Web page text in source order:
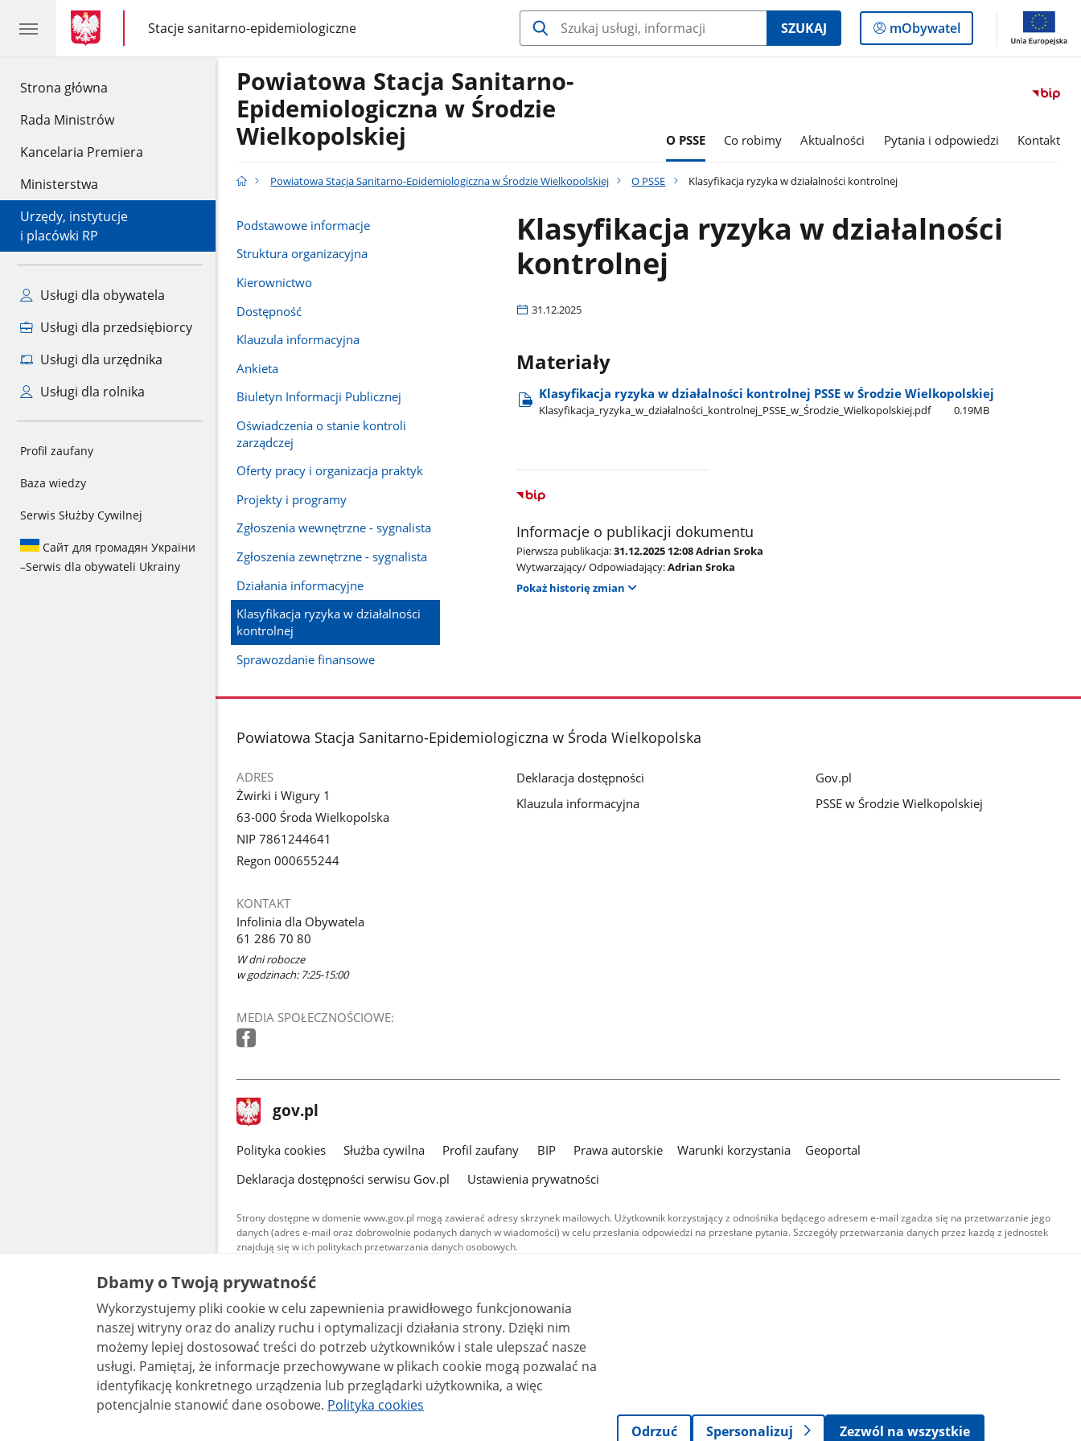
Strona główna
Rada Ministrów
Kancelaria Premiera
Ministerstwa
Urzędy, instytucje
i placówki RP
Usługi dla obywatela
Usługi dla przedsiębiorcy
Usługi dla urzędnika
Usługi dla rolnika
Profil zaufany
Baza wiedzy
Serwis Służby Cywilnej
Сайт для громадян України
–Serwis dla obywateli Ukrainy
gov.pl
gov.pl
Stacje sanitarno-epidemiologiczne
gov.pl
Stacje
sanitarno-
epidemiologiczne
SZUKAJ
Logowanie
do
mObywatel
Powiatowa Stacja Sanitarno-
Epidemiologiczna w Środzie
Wielkopolskiej
O PSSE Co robimy Aktualności Pytania i odpowiedzi Kontakt
Powiatowa Stacja Sanitarno-Epidemiologiczna w Środzie Wielkopolskiej O PSSE Klasyfikacja ryzyka w działalności kontrolnej
Podstawowe informacje
Struktura organizacyjna
Kierownictwo
Dostępność
Klauzula informacyjna
Ankieta
Biuletyn Informacji Publicznej
Oświadczenia o stanie kontroli
zarządczej
Oferty pracy i organizacja praktyk
Projekty i programy
Zgłoszenia wewnętrzne - sygnalista
Zgłoszenia zewnętrzne - sygnalista
Działania informacyjne
Klasyfikacja ryzyka w działalności
kontrolnej
Sprawozdanie finansowe
Klasyfikacja ryzyka w działalności
kontrolnej
31.12.2025
Materiały
Klasyfikacja ryzyka w działalności kontrolnej PSSE w Środzie Wielkopolskiej
Klasyfikacja​_ryzyka​_w​_działalności​_kontrolnej​_PSSE​_w​_Środzie​_Wielkopolskiej.pdf 0.19MB
Informacje o publikacji dokumentu
Pierwsza publikacja:31.12.2025 12:08 Adrian Sroka
Wytwarzający/ Odpowiadający:Adrian Sroka
Pokaż historię zmian
stopka
Powiatowa Stacja Sanitarno-Epidemiologiczna w Środa Wielkopolska
ADRES
Żwirki i Wigury 1
63-000 Środa Wielkopolska
NIP 7861244641
Regon 000655244
KONTAKT
Infolinia dla Obywatela
61 286 70 80
W dni robocze
w godzinach: 7:25-15:00
MEDIA SPOŁECZNOŚCIOWE:
Deklaracja dostępności
Klauzula informacyjna
Gov.pl
PSSE w Środzie Wielkopolskiej
stopka
gov.pl Strona
gov.pl
gov.pl
Polityka cookies Służba cywilna Profil zaufany BIP Prawa autorskie Warunki korzystania
Geoportal
Deklaracja dostępności serwisu Gov.pl
Ustawienia prywatności
Strony dostępne w domenie www.gov.pl mogą zawierać adresy skrzynek mailowych. Użytkownik korzystający z odnośnika będącego adresem e-mail zgadza się na przetwarzanie jego
danych (adres e-mail oraz dobrowolnie podanych danych w wiadomości) w celu przesłania odpowiedzi na przesłane pytania. Szczegóły przetwarzania danych przez każdą z jednostek
znajdują się w ich politykach przetwarzania danych osobowych.
Treści tekstowe publikowane w serwisie (z wyłączeniem treści audiowizualnych), są
udostępniane na licencji typu Creative Commons: uznanie autorstwa - na tych samych
warunkach 4.0 (CC BY-SA 4.0). Materiały audiowizualne, w tym zdjęcia, materiały audio i wideo,
są udostępniane na licencji typu Creative Commons: uznanie autorstwa użycie niekomercyjne -
bez utworów zależnych 4.0 (CC BY-NC-ND 4.0), o ile nie jest to stwierdzone inaczej.
Dbamy o Twoją prywatność
Wykorzystujemy pliki cookie w celu zapewnienia prawidłowego funkcjonowania
naszej witryny oraz do analizy ruchu i optymalizacji działania strony. Dzięki nim
możemy lepiej dostosować treści do potrzeb użytkowników i stale ulepszać nasze
usługi. Pamiętaj, że informacje przechowywane w plikach cookie mogą pozwalać na
identyfikację konkretnego urządzenia lub przeglądarki użytkownika, a więc
potencjalnie stanowić dane osobowe. Polityka cookies
Odrzuć
Spersonalizuj Zezwól na wszystkie